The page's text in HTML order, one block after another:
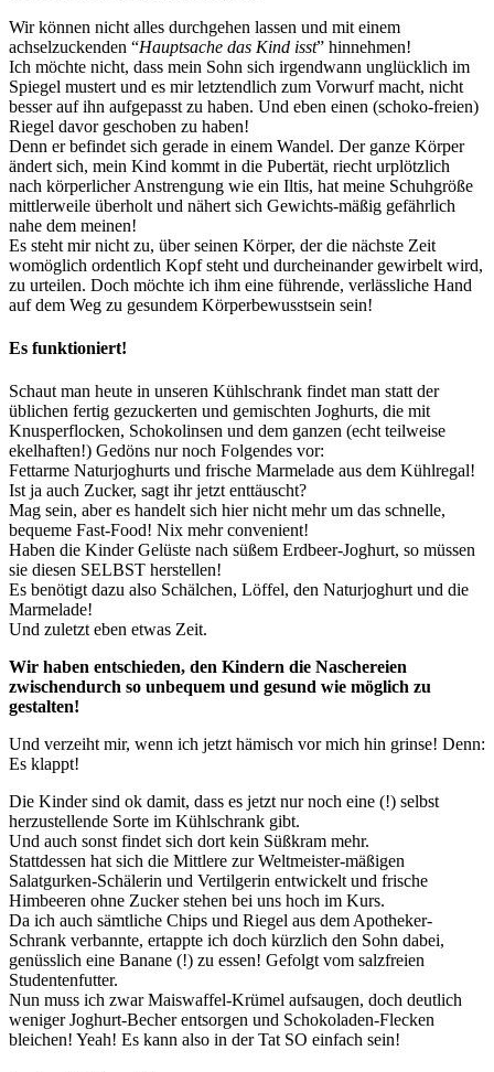
Wir können nicht alles durchgehen lassen und mit einem
achselzuckenden “Hauptsache das Kind isst” hinnehmen!
Ich möchte nicht, dass mein Sohn sich irgendwann unglücklich im
Spiegel mustert und es mir letztendlich zum Vorwurf macht, nicht
besser auf ihn aufgepasst zu haben. Und eben einen (schoko-freien)
Riegel davor geschoben zu haben!
Denn er befindet sich gerade in einem Wandel. Der ganze Körper
ändert sich, mein Kind kommt in die Pubertät, riecht urplötzlich
nach körperlicher Anstrengung wie ein Iltis, hat meine Schuhgröße
mittlerweile überholt und nähert sich Gewichts-mäßig gefährlich
nahe dem meinen!
Es steht mir nicht zu, über seinen Körper, der die nächste Zeit
womöglich ordentlich Kopf steht und durcheinander gewirbelt wird,
zu urteilen. Doch möchte ich ihm eine führende, verlässliche Hand
auf dem Weg zu gesundem Körperbewusstsein sein!
Es funktioniert!
Schaut man heute in unseren Kühlschrank findet man statt der
üblichen fertig gezuckerten und gemischten Joghurts, die mit
Knusperflocken, Schokolinsen und dem ganzen (echt teilweise
ekelhaften!) Gedöns nur noch Folgendes vor:
Fettarme Naturjoghurts und frische Marmelade aus dem Kühlregal!
Ist ja auch Zucker, sagt ihr jetzt enttäuscht?
Mag sein, aber es handelt sich hier nicht mehr um das schnelle,
bequeme Fast-Food! Nix mehr convenient!
Haben die Kinder Gelüste nach süßem Erdbeer-Joghurt, so müssen
sie diesen SELBST herstellen!
Es benötigt dazu also Schälchen, Löffel, den Naturjoghurt und die
Marmelade!
Und zuletzt eben etwas Zeit.
Wir haben entschieden, den Kindern die Naschereien
zwischendurch so unbequem und gesund wie möglich zu
gestalten!
Und verzeiht mir, wenn ich jetzt hämisch vor mich hin grinse! Denn:
Es klappt!
Die Kinder sind ok damit, dass es jetzt nur noch eine (!) selbst
herzustellende Sorte im Kühlschrank gibt.
Und auch sonst findet sich dort kein Süßkram mehr.
Stattdessen hat sich die Mittlere zur Weltmeister-mäßigen
Salatgurken-Schälerin und Vertilgerin entwickelt und frische
Himbeeren ohne Zucker stehen bei uns hoch im Kurs.
Da ich auch sämtliche Chips und Riegel aus dem Apotheker-
Schrank verbannte, ertappte ich doch kürzlich den Sohn dabei,
genüsslich eine Banane (!) zu essen! Gefolgt vom salzfreien
Studentenfutter.
Nun muss ich zwar Maiswaffel-Krümel aufsaugen, doch deutlich
weniger Joghurt-Becher entsorgen und Schokoladen-Flecken
bleichen! Yeah! Es kann also in der Tat SO einfach sein!